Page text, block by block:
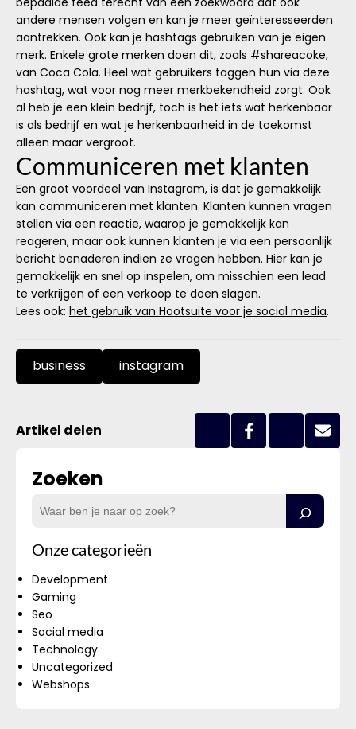
andere mensen volgen en kan je meer geïnteresseerden
aantrekken. Ook kan je hashtags gebruiken van je eigen
merk. Enkele grote merken doen dit, zoals #shareacoke,
van Coca Cola. Heel wat gebruikers taggen hun via deze
hashtag, wat voor nog meer merkbekendheid zorgt. Ook
al heb je een klein bedrijf, toch is het iets wat herkenbaar
is als bedrijf en wat je herkenbaarheid in de toekomst
alleen maar vergroot.
Communiceren met klanten
Een groot voordeel van Instagram, is dat je gemakkelijk
kan communiceren met klanten. Klanten kunnen vragen
stellen via een reactie, waarop je gemakkelijk kan
reageren, maar ook kunnen klanten je via een persoonlijk
bericht benaderen indien ze vragen hebben. Hier kan je
gemakkelijk en snel op inspelen, om misschien een lead
te verkrijgen of een verkoop te doen slagen.
Lees ook: het gebruik van Hootsuite voor je social media.
business instagram
Artikel delen
Zoeken
Onze categorieën
Development
Gaming
Seo
Social media
Technology
Uncategorized
Webshops